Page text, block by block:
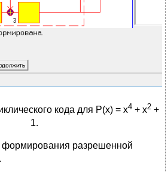
кода для P(x) = x4 + x2 +
1.
формирования разрешенной